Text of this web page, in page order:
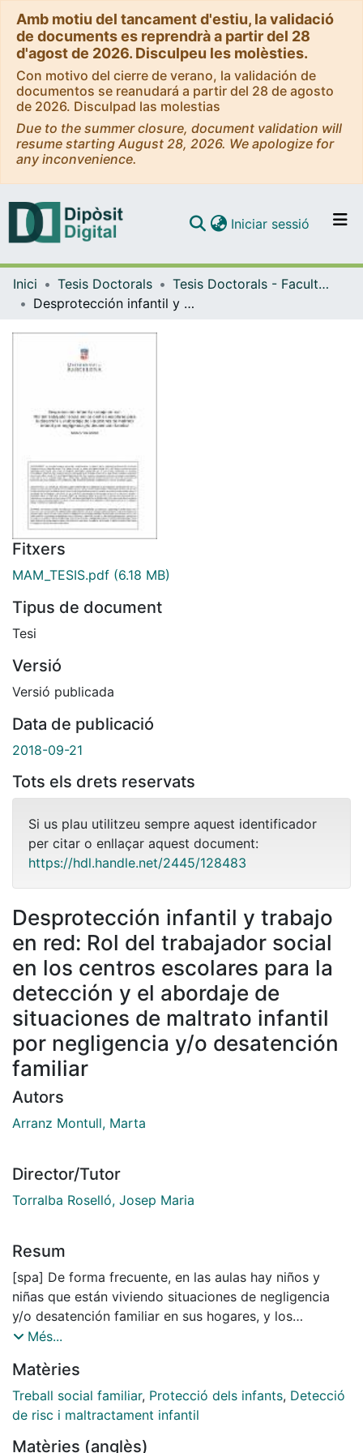
Amb motiu del tancament d'estiu, la validació
de documents es reprendrà a partir del 28
d'agost de 2026. Disculpeu les molèsties.
Con motivo del cierre de verano, la validación de
documentos se reanudará a partir del 28 de agosto
de 2026. Disculpad las molestias
Due to the summer closure, document validation will
resume starting August 28, 2026. We apologize for
any inconvenience.
Navega per tot el DD
Com publicar
Iniciar sessió (current)
Inici Tesis Doctorals
Tesis Doctorals - Facultat - Educació
Desprotección infantil y trabajo en red: Rol del trabajador social en los centros escolares para la detección y el abordaje de situaciones de maltrato infantil por negligencia y/o desatención familiar
Fitxers
MAM_TESIS.pdf (6.18 MB)
Tipus de document
Tesi
Versió
Versió publicada
Data de publicació
2018-09-21
Tots els drets reservats
Si us plau utilitzeu sempre aquest identificador
per citar o enllaçar aquest document:
https://hdl.handle.net/2445/128483
Desprotección infantil y trabajo
en red: Rol del trabajador social
en los centros escolares para la
detección y el abordaje de
situaciones de maltrato infantil
por negligencia y/o desatención
familiar
Autors
Arranz Montull, Marta
Director/Tutor
Torralba Roselló, Josep Maria
Resum
[spa] De forma frecuente, en las aulas hay niños y
niñas que están viviendo situaciones de negligencia
y/o desatención familiar en sus hogares, y los
maestros/as no tienen a su alcance estrategias ni
pretende indagar en el rol del trabajador/a social en el
ámbito educativo para la detección e intervención de
las situaciones de maltrato infantil por negligencia y/o
Més...
Matèries
Treball social familiar, Protecció dels infants, Detecció
de risc i maltractament infantil
Matèries (anglès)